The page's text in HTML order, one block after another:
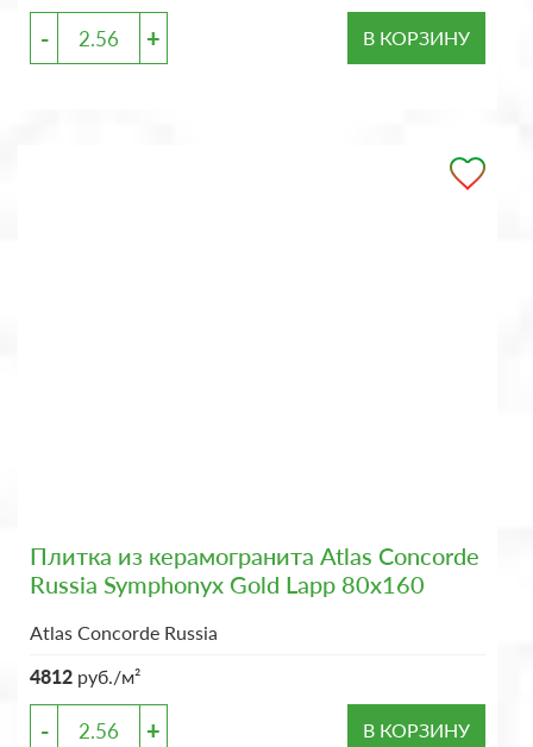
- + В КОРЗИНУ
Плитка из керамогранита Atlas Concorde
Russia Symphonyx Gold Lapp 80x160
Atlas Concorde Russia
4812 руб./м²
- + В КОРЗИНУ